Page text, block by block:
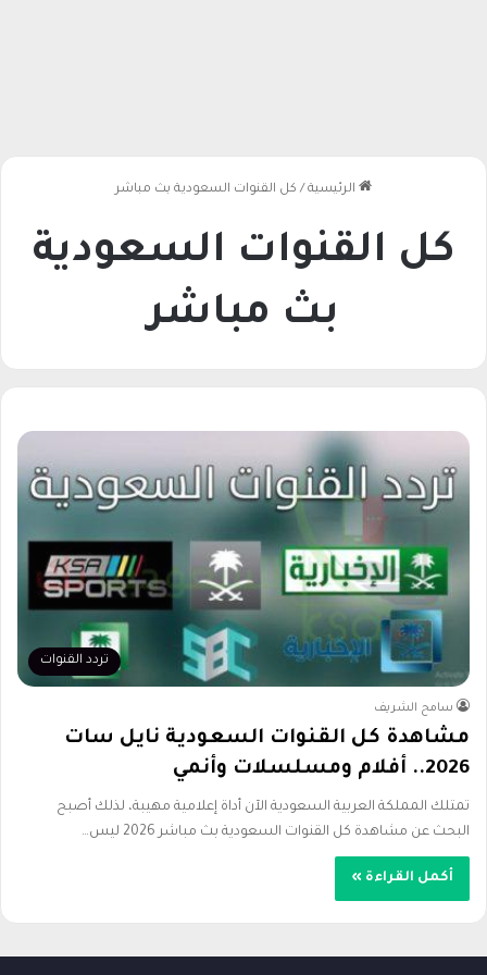
الرئيسية / كل القنوات السعودية بث مباشر
كل القنوات السعودية
بث مباشر
تردد القنوات
سامح الشريف
مشاهدة كل القنوات السعودية نايل سات
2026.. أفلام ومسلسلات وأنمي
تمتلك المملكة العربية السعودية الآن أداة إعلامية مهيبة، لذلك أصبح
البحث عن مشاهدة كل القنوات السعودية بث مباشر 2026 ليس…
أكمل القراءة »